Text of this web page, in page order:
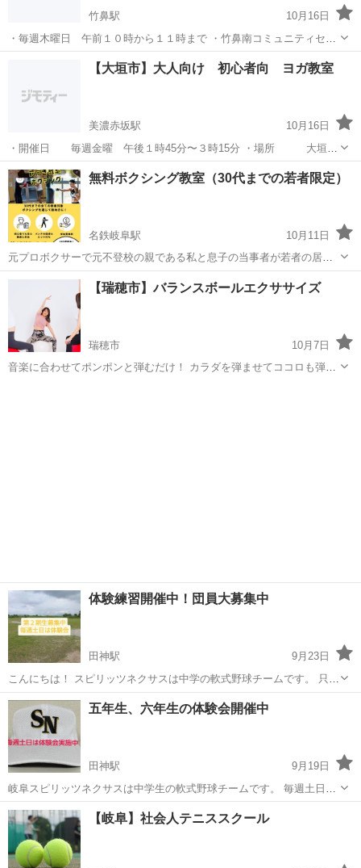
竹鼻駅
10月16日
・毎週木曜日 午前１０時から１１時まで ・竹鼻南コミュニティセン
ター ・４０代〜60代の方が多いです ・女性のみ ・駐車場完備 やさし
くて穏やかな方が集まって 和気あいあいと行っていますよ(^^) 地元...
竹鼻駅 ヨガ 大人
【大垣市】大人向け 初心者向 ヨガ教室
美濃赤坂駅
10月16日
・開催日 毎週金曜 午後１時45分〜３時15分 ・場所 大垣赤
坂地区センター https://maps.app.goo.gl/HFzULBMKwYHe2uR77 ・料
金 お問い合わせください ・年齢層 ...
岐阜 大垣市 美濃赤坂駅 ヨガ 大人
無料ボクシング教室（30代までの若者限定）
名鉄岐阜駅
10月11日
元プロボクサーで元不登校の親である私と息子の当事者が若者の居場
所を作る！不登校や引きこもり。原因は様々…自分は小さい頃から貧
乏で母子家庭で育ち、貧乏脱却して人生変える為なプロボクサーに🥊
息子もボクシングと関わり不登校から引き...
岐阜市 名鉄岐阜駅 空手/他格闘技 不登校
【瑞穂市】バランスボールエクササイズ
瑞穂市
10月7日
音楽に合わせてポンポンと弾むだけ！ カラダを弾ませてココロも弾ま
体験練習開催中！団員大募集中
田神駅
9月23日
こんにちは！ スピリッツネクサスは中学の軟式野球チームです。 只
今、第2期生大募集中です。 来年中学入学の6年生の皆さん！ いま中学
一年生でチームをかわりたいとお考えの方 是非一度ご相談ください！
ご連絡お待ちしておりま...
岐阜 岐阜市 田神駅 野球 軟式野球
五年生、六年生の体験会開催中
田神駅
9月19日
岐阜スピリッツネクサスは中学生の軟式野球チームです。 毎週土日は
体験練習を開催中です。 是非一度体験練習にご参加ください！ 沢山の
ご参加をお待ちしております。 五年の方でも参加大歓迎です。 ホーム
ページ https:/...
岐阜 岐阜市 田神駅 野球 軟式野球
【岐阜】社会人テニススクール